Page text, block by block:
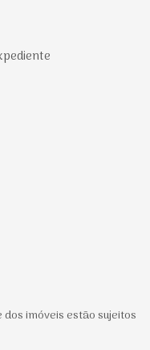
imóveis estão sujeitos